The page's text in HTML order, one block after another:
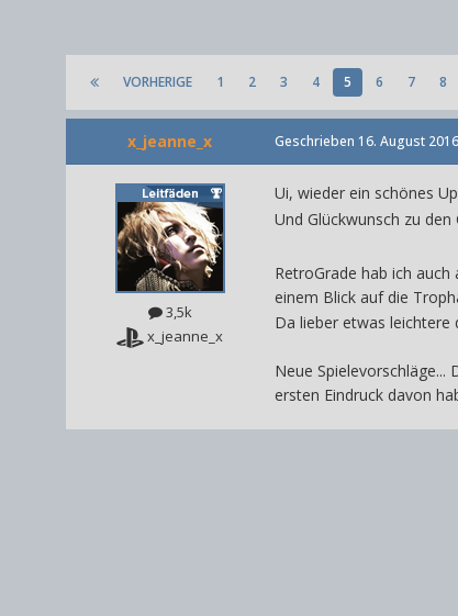
VORHERIGE 1 2 3 4 5 6 7 8
x_jeanne_x
3,5k
x_jeanne_x
Geschrieben 16. August 2016
Ui, wieder ein schönes
Und Glückwunsch zu
RetroGrade hab ich
einem Blick auf die
Da lieber etwas leichtere
Neue
ersten Eindruck davon